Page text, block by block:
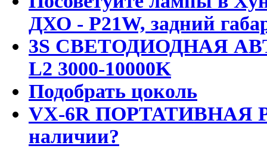
ДХО - P21W, задний
3S СВЕТОДИОДНАЯ
L2 3000-10000K
Подобрать цоколь
VX-6R ПОРТАТИВНАЯ
наличии?